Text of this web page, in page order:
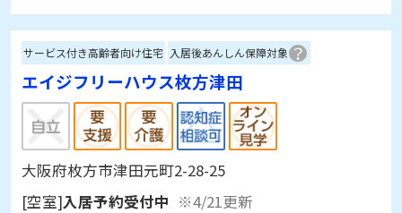
サービス付き高齢者向け住宅 入居後あんしん保障対象
エイジフリーハウス枚方津田
大阪府枚方市津田元町2-28-25
[空室]入居予約受付中 ※4/21更新